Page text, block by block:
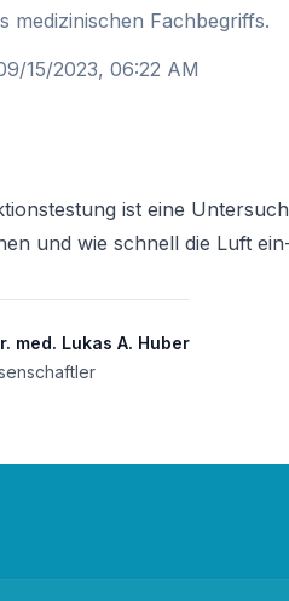
medizinischen Fachbegriffs.
15/2023, 06:22 AM
ist eine
und wie schnell die Luft
med. Lukas A. Huber